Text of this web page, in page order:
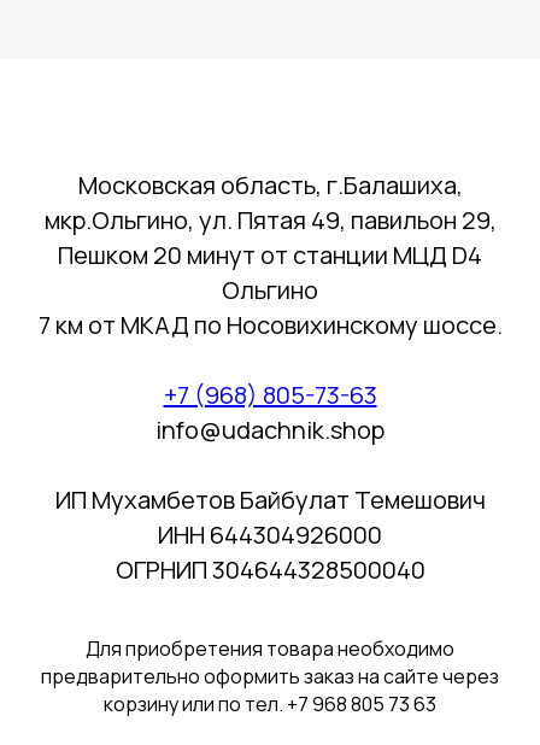
Московская область, г.Балашиха,
мкр.Ольгино, ул. Пятая 49, павильон 29,
Пешком 20 минут от станции МЦД D4
Ольгино
7 км от МКАД по Носовихинскому шоссе.
+7 (968) 805-73-63
info@udachnik.shop
ИП Мухамбетов Байбулат Темешович
ИНН 644304926000
ОГРНИП 304644328500040
Для приобретения товара необходимо
предварительно оформить заказ на сайте через
корзину или по тел. +7 968 805 73 63